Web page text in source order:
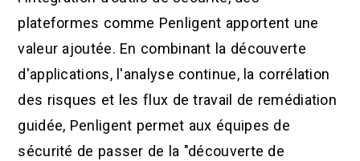
plateformes comme Penligent apportent une
valeur ajoutée. En combinant la découverte
d'applications, l'analyse continue, la corrélation
des risques et les flux de travail de remédiation
guidée, Penligent permet aux équipes de
sécurité de passer de la "découverte de